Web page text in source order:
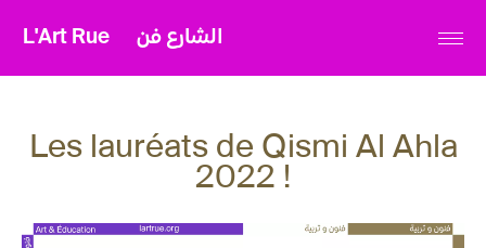
L'Art Rue الشارع فن
Les lauréats de Qismi Al Ahla
2022 !